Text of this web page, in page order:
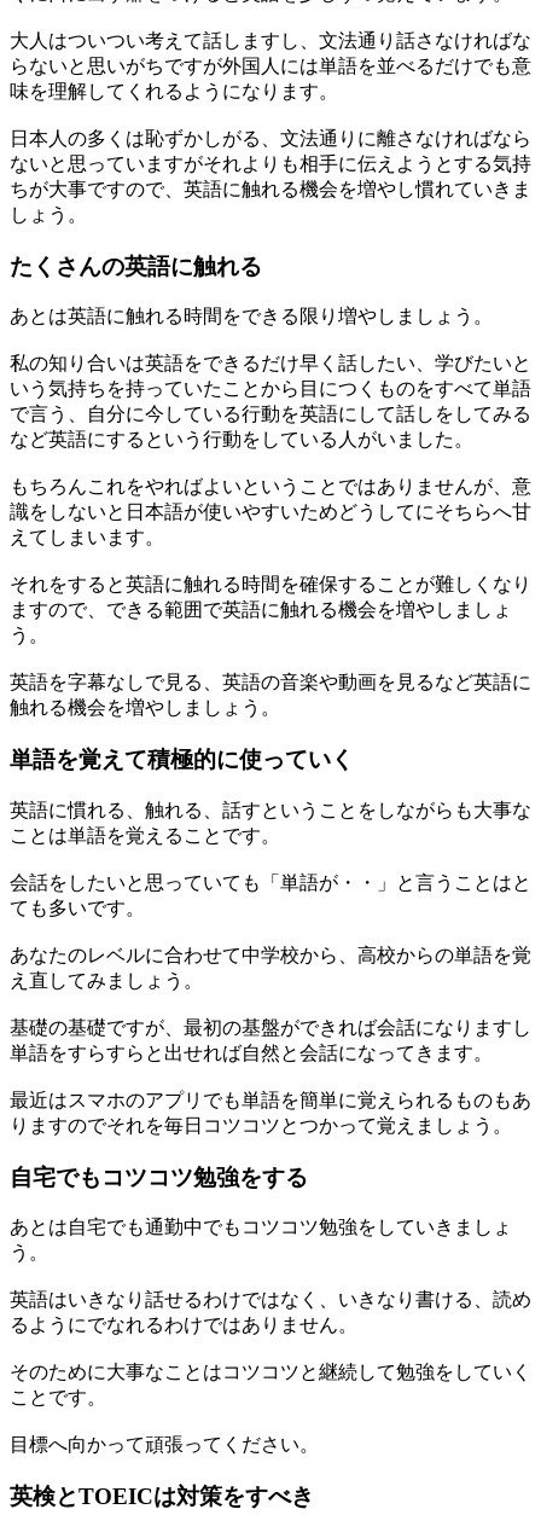
大人はついつい考えて話しますし、文法通り話さなければな
らないと思いがちですが外国人には単語を並べるだけでも意
味を理解してくれるようになります。
日本人の多くは恥ずかしがる、文法通りに離さなければなら
ないと思っていますがそれよりも相手に伝えようとする気持
ちが大事ですので、英語に触れる機会を増やし慣れていきま
しょう。
たくさんの英語に触れる
あとは英語に触れる時間をできる限り増やしましょう。
私の知り合いは英語をできるだけ早く話したい、学びたいと
いう気持ちを持っていたことから目につくものをすべて単語
で言う、自分に今している行動を英語にして話しをしてみる
など英語にするという行動をしている人がいました。
もちろんこれをやればよいということではありませんが、意
識をしないと日本語が使いやすいためどうしてにそちらへ甘
えてしまいます。
それをすると英語に触れる時間を確保することが難しくなり
ますので、できる範囲で英語に触れる機会を増やしましょ
う。
英語を字幕なしで見る、英語の音楽や動画を見るなど英語に
触れる機会を増やしましょう。
単語を覚えて積極的に使っていく
英語に慣れる、触れる、話すということをしながらも大事な
ことは単語を覚えることです。
会話をしたいと思っていても「単語が・・」と言うことはと
ても多いです。
あなたのレベルに合わせて中学校から、高校からの単語を覚
え直してみましょう。
基礎の基礎ですが、最初の基盤ができれば会話になりますし
単語をすらすらと出せれば自然と会話になってきます。
最近はスマホのアプリでも単語を簡単に覚えられるものもあ
りますのでそれを毎日コツコツとつかって覚えましょう。
自宅でもコツコツ勉強をする
あとは自宅でも通勤中でもコツコツ勉強をしていきましょ
う。
英語はいきなり話せるわけではなく、いきなり書ける、読め
るようにでなれるわけではありません。
そのために大事なことはコツコツと継続して勉強をしていく
ことです。
目標へ向かって頑張ってください。
英検とTOEICは対策をすべき